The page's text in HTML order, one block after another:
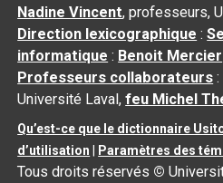
Nadine Vincent, professeurs,
Direction lexicographique :
informatique : Benoit Mercier
Professeurs collaborateurs :
Université Laval,feu Michel
Qu’est-ce que le dictionnaire
d’utilisation
Paramètres des
Tous droits réservés ©